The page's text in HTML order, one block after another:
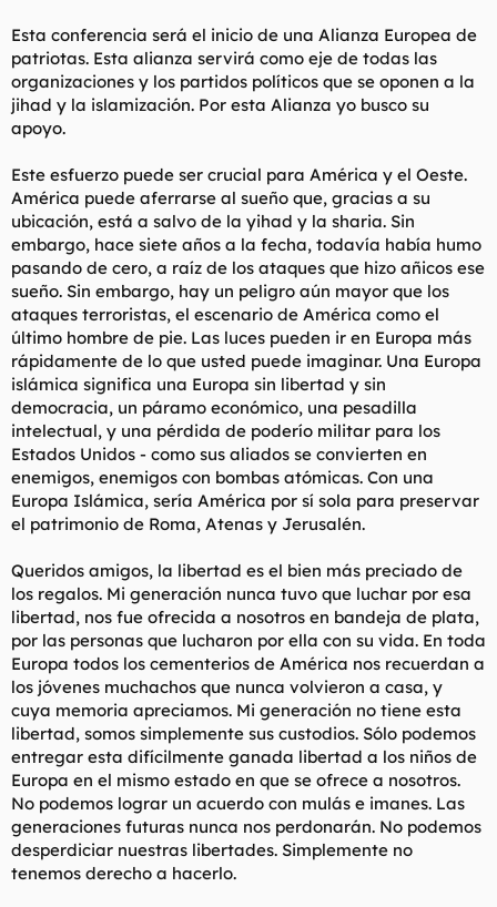
Esta conferencia será el inicio de una Alianza Europea de
patriotas. Esta alianza servirá como eje de todas las
organizaciones y los partidos políticos que se oponen a la
jihad y la islamización. Por esta Alianza yo busco su
apoyo.
Este esfuerzo puede ser crucial para América y el Oeste.
América puede aferrarse al sueño que, gracias a su
ubicación, está a salvo de la yihad y la sharia. Sin
embargo, hace siete años a la fecha, todavía había humo
pasando de cero, a raíz de los ataques que hizo añicos ese
sueño. Sin embargo, hay un peligro aún mayor que los
ataques terroristas, el escenario de América como el
último hombre de pie. Las luces pueden ir en Europa más
rápidamente de lo que usted puede imaginar. Una Europa
islámica significa una Europa sin libertad y sin
democracia, un páramo económico, una pesadilla
intelectual, y una pérdida de poderío militar para los
Estados Unidos - como sus aliados se convierten en
enemigos, enemigos con bombas atómicas. Con una
Europa Islámica, sería América por sí sola para preservar
el patrimonio de Roma, Atenas y Jerusalén.
Queridos amigos, la libertad es el bien más preciado de
los regalos. Mi generación nunca tuvo que luchar por esa
libertad, nos fue ofrecida a nosotros en bandeja de plata,
por las personas que lucharon por ella con su vida. En toda
Europa todos los cementerios de América nos recuerdan a
los jóvenes muchachos que nunca volvieron a casa, y
cuya memoria apreciamos. Mi generación no tiene esta
libertad, somos simplemente sus custodios. Sólo podemos
entregar esta difícilmente ganada libertad a los niños de
Europa en el mismo estado en que se ofrece a nosotros.
No podemos lograr un acuerdo con mulás e imanes. Las
generaciones futuras nunca nos perdonarán. No podemos
desperdiciar nuestras libertades. Simplemente no
tenemos derecho a hacerlo.